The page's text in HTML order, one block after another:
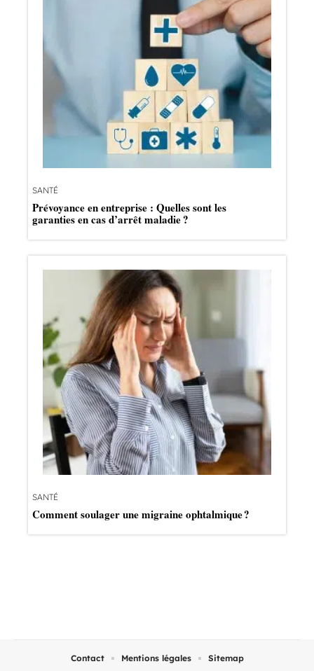
SANTÉ
Prévoyance en entreprise : Quelles sont les
garanties en cas d’arrêt maladie ?
SANTÉ
Comment soulager une migraine ophtalmique ?
Contact Mentions légales Sitemap